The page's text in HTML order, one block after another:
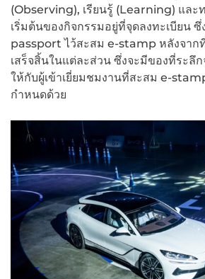
(Observing), เรียนรู้ (Learning) และ
เริ่มต้นของกิจกรรมอยู่ที่จุดลงทะเบียน
passport ไว้สะสม e-stamp หลังจาก
เสร็จสิ้นในแต่ละส่วน ซึ่งจะมีของที่ระลึก
ให้กับผู้เข้าเยี่ยมชมงานที่สะสม e-
กำหนดด้วย